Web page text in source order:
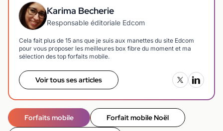
Karima Becherie
Responsable éditoriale Edcom
Cela fait plus de 15 ans que je suis aux manettes du site Edcom
pour vous proposer les meilleures box fibre du moment et ma
sélection des top forfaits mobile.
Voir tous ses articles
Forfaits mobile Forfait mobile Noël